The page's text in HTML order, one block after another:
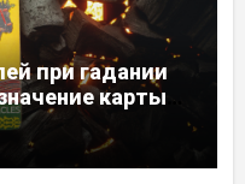
при гадании
карты